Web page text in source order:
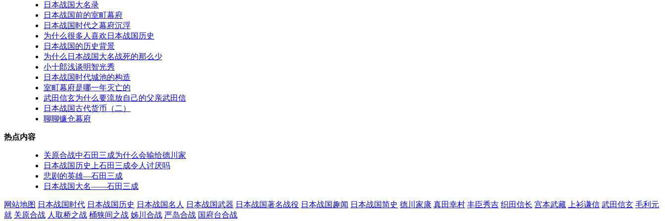
日本战国大名录
日本战国前的室町幕府
日本战国时代之幕府沉浮
为什么很多人喜欢日本战国历史
日本战国的历史背景
为什么日本战国大名战死的那么少
小十郎浅谈明智光秀
日本战国时代城池的构造
室町幕府是哪一年灭亡的
武田信玄为什么要流放自己的父亲武田信
日本战国古代货币（二）
聊聊镰仓幕府
热点内容
关原合战中石田三成为什么会输给德川家
日本战国历史上石田三成令人讨厌吗
悲剧的英雄—石田三成
日本战国大名——石田三成
网站地图 日本战国时代 日本战国历史 日本战国名人 日本战国武器 日本战国著名战役 日本战国趣闻 日本战国简史 德川家康 真田幸村 丰臣秀吉 织田信长 宫本武藏 上衫谦信 武田信玄 毛利元
就 关原合战 人取桥之战 桶狭间之战 姊川合战 严岛合战 国府台合战